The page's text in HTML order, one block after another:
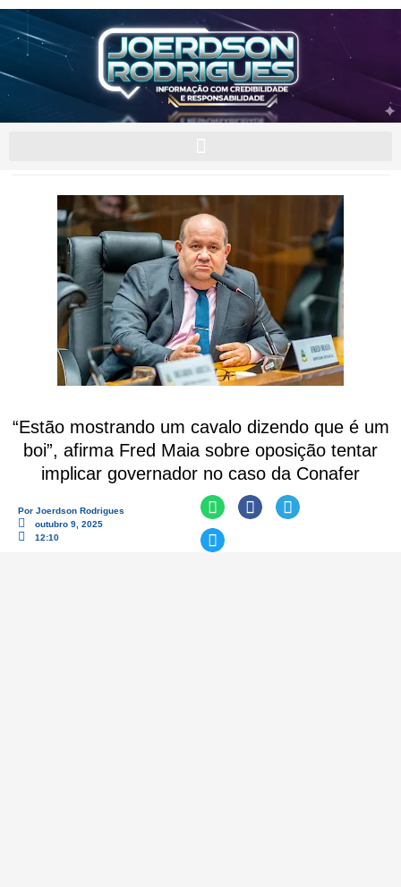
“Estão mostrando um cavalo dizendo que é um
boi”, afirma Fred Maia sobre oposição tentar
implicar governador no caso da Conafer
Por Joerdson Rodrigues
outubro 9, 2025
12:10